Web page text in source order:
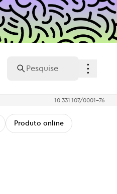
10.331.107/0001-76
Produto online